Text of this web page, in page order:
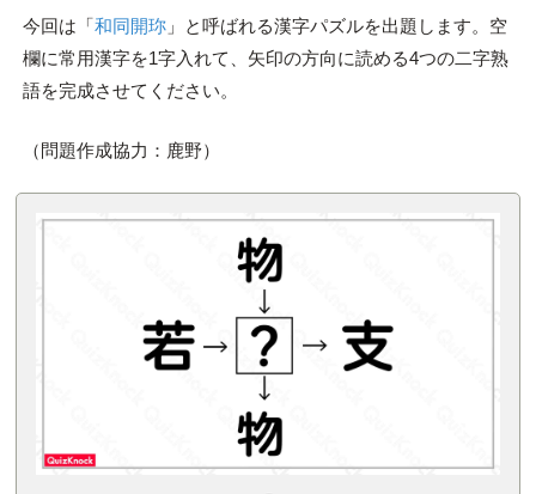
今回は「和同開珎」と呼ばれる漢字パズルを出題します。空
欄に常用漢字を1字入れて、矢印の方向に読める4つの二字熟
語を完成させてください。
（問題作成協力：鹿野）